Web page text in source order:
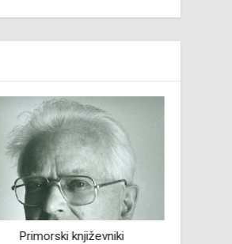
Primorski književniki